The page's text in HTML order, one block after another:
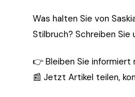
Was halten Sie von
Stilbruch? Schreiben Sie
👉 Bleiben Sie informiert
📰 Jetzt Artikel teilen,